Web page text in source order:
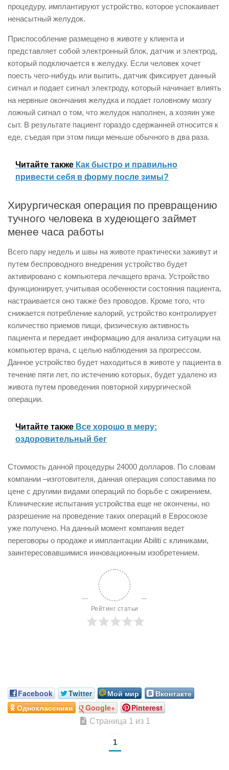
процедуру, имплантируют устройство, которое успокаивает
ненасытный желудок.
Приспособление размещено в животе у клиента и
представляет собой электронный блок, датчик и электрод,
который подключается к желудку. Если человек хочет
поесть чего-нибудь или выпить, датчик фиксирует данный
сигнал и подает сигнал электроду, который начинает влиять
на нервные окончания желудка и подает головному мозгу
ложный сигнал о том, что желудок наполнен, а хозяин уже
сыт. В результате пациент гораздо сдержанней относится к
еде, съедая при этом пищи меньше обычного в два раза.
Читайте также Как быстро и правильно
привести себя в форму после зимы?
Хирургическая операция по превращению
тучного человека в худеющего займет
менее часа работы
Всего пару недель и швы на животе практически заживут и
путем беспроводного внедрения устройство будет
активировано с компьютера лечащего врача. Устройство
функционирует, учитывая особенности состояния пациента,
настраивается оно также без проводов. Кроме того, что
снижается потребление калорий, устройство контролирует
количество приемов пищи, физическую активность
пациента и передает информацию для анализа ситуации на
компьютер врача, с целью наблюдения за прогрессом.
Данное устройство будет находиться в животе у пациента в
течение пяти лет, по истечению которых, будет удалено из
живота путем проведения повторной хирургической
операции.
Читайте также Все хорошо в меру:
оздоровительный бег
Стоимость данной процедуры 24000 долларов. По словам
компании –изготовителя, данная операция сопоставима по
цене с другими видами операций по борьбе с ожирением.
Клинические испытания устройства еще не окончены, но
разрешение на проведение таких операций в Евросоюзе
уже получено. На данный момент компания ведет
переговоры о продаже и имплантации Abiliti с клиниками,
заинтересовавшимися инновационным изобретением.
Рейтинг статьи
Facebook Twitter Мой мир
Вконтакте
Одноклассники
Google+ Pinterest
Страница 1 из 1
1